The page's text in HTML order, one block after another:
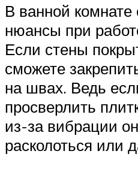
В ванной комнате
нюансы при
Если стены
сможете
на швах. Ведь
просверлить
из-за вибрации
расколоться или